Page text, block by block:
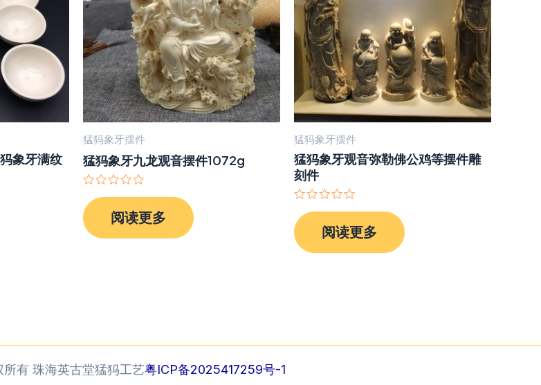
象牙满纹
猛犸象牙摆件
猛犸象牙九龙观音摆件1072g
分
0
&sol;
阅读更多
猛犸象牙摆件
猛犸象牙观音弥勒佛公鸡等摆件雕
刻件
分
0
&sol;
阅读更多
有 珠海英古堂猛犸工艺粤ICP备2025417259号-1